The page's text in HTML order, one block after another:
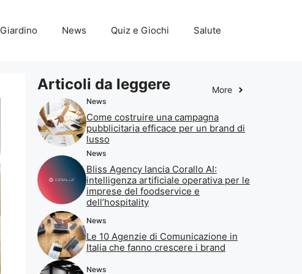
Giardino News Quiz e Giochi Salute
Articoli da leggere More
News
Come costruire una campagna
pubblicitaria efficace per un brand di
lusso
News
Bliss Agency lancia Corallo AI:
intelligenza artificiale operativa per le
imprese del foodservice e
dell’hospitality
News
Le 10 Agenzie di Comunicazione in
Italia che fanno crescere i brand
News